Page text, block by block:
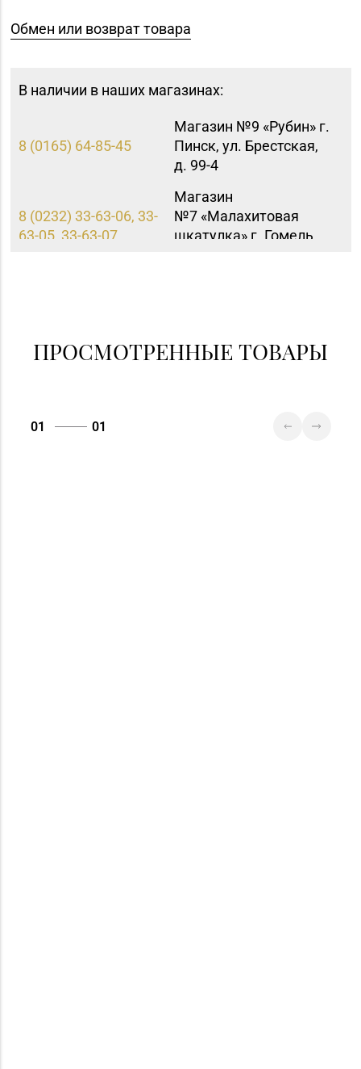
Обмен или возврат товара
В наличии в наших магазинах:
8 (0165) 64-85-45
Магазин №9 «Рубин» г.
Пинск, ул. Брестская,
д. 99-4
8 (0232) 33-63-06, 33-
63-05, 33-63-07
Магазин
№7 «Малахитовая
шкатулка» г. Гомель,
28-39
Первомайская, д. 67
ПРОСМОТРЕННЫЕ ТОВАРЫ
01 01